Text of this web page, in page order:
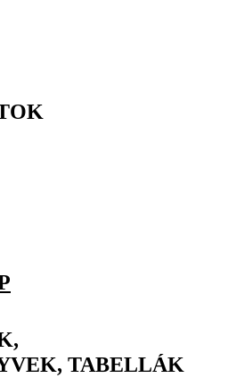
TABELLÁK